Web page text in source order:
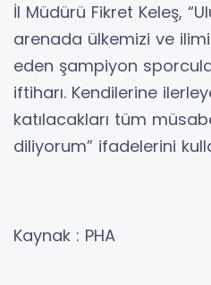
İl Müdürü Fikret Keleş,
arenada ülkemizi ve
eden şampiyon
iftiharı. Kendilerine
katılacakları tüm
diliyorum” ifadelerini
Kaynak : PHA